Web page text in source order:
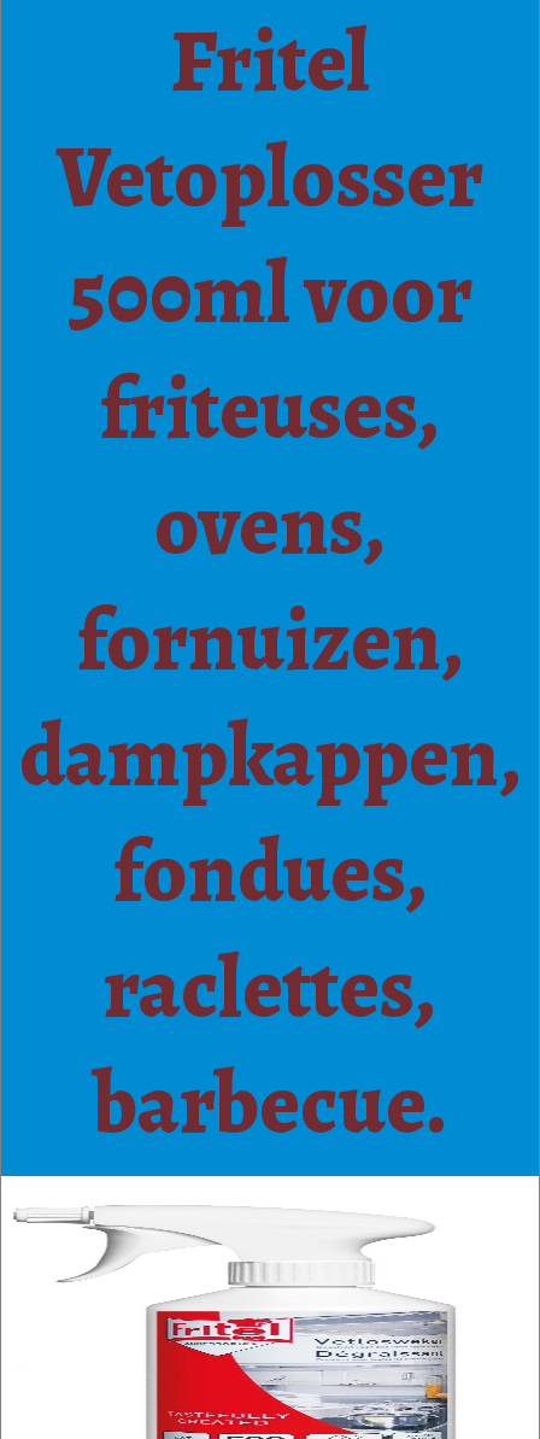
Fritel
Vetoplosser
500ml voor
friteuses,
ovens,
fornuizen,
dampkappen,
fondues,
raclettes,
barbecue.